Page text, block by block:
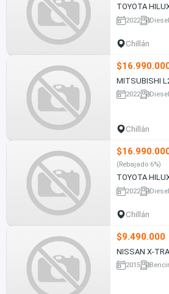
TOYOTA
2022
Chillán
MITSUBISHI
2022
Chillán
(Rebajado 6%)
TOYOTA
2022
Chillán
$9.490.000
NISSAN X-
2015